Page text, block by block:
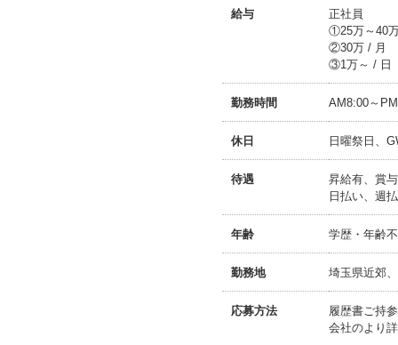
給与
正社員
①25万～40
②30万 / 月
③1万～ / 日
勤務時間 AM8:00～
休日 日曜祭日、
待遇
昇給有、賞
日払い、週
年齢 学歴・年齢
勤務地 埼玉県近郊
応募方法
履歴書ご持
会社のより